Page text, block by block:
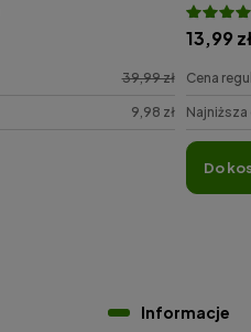
39,99 zł
9,98 zł
13,99
Cena
Najniższa
do
Informacje